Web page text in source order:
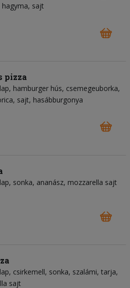
sajt
pizza
hamburger hús csemegeuborka
sajt hasábburgonya
sonka ananász mozzarella sajt
csirkemell sonka szalámi tarja
sajt